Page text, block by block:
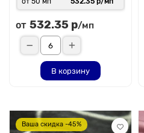
от 532.35 р/мп
В корзину
Ваша скидка -45%